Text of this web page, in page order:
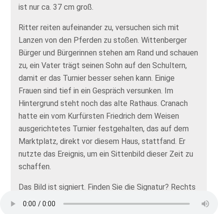
ist nur ca. 37 cm groß.
Ritter reiten aufeinander zu, versuchen sich mit
Lanzen von den Pferden zu stoßen. Wittenberger
Bürger und Bürgerinnen stehen am Rand und schauen
zu, ein Vater trägt seinen Sohn auf den Schultern,
damit er das Turnier besser sehen kann. Einige
Frauen sind tief in ein Gespräch versunken. Im
Hintergrund steht noch das alte Rathaus. Cranach
hatte ein vom Kurfürsten Friedrich dem Weisen
ausgerichtetes Turnier festgehalten, das auf dem
Marktplatz, direkt vor diesem Haus, stattfand. Er
nutzte das Ereignis, um ein Sittenbild dieser Zeit zu
schaffen.
Das Bild ist signiert. Finden Sie die Signatur? Rechts
über dem Hauseingang prankt sein Monogramm LC